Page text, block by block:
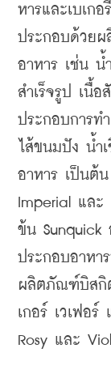
หารและเบเก
ประกอบด้วย
อาหาร เช่น น้
สำเร็จรูป เนื้
ประกอบการท
ไส้ขนมปัง น้ำ
อาหาร เป็นต้
Imperial แล
ข้น Sunquick
ประกอบอาหา
ผลิตภัณฑ์บิสกิ
เกอร์ เวเฟอ
Rosy และ